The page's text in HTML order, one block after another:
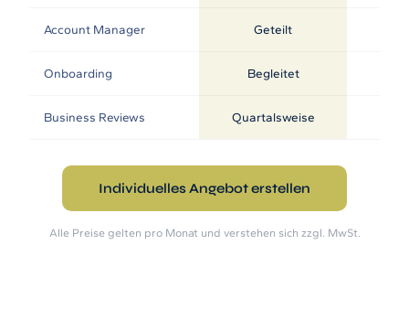
Account Manager Geteilt
Onboarding Begleitet
Business Reviews Quartalsweise
Individuelles Angebot erstellen
Alle Preise gelten pro Monat und verstehen sich zzgl. MwSt.